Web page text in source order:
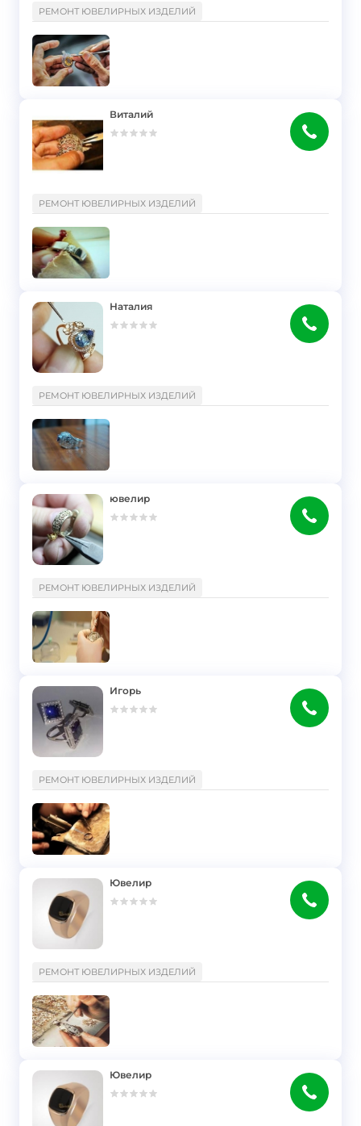
РЕМОНТ ЮВЕЛИРНЫХ ИЗДЕЛИЙ
Виталий
РЕМОНТ ЮВЕЛИРНЫХ ИЗДЕЛИЙ
Наталия
РЕМОНТ ЮВЕЛИРНЫХ ИЗДЕЛИЙ
ювелир
РЕМОНТ ЮВЕЛИРНЫХ ИЗДЕЛИЙ
Игорь
РЕМОНТ ЮВЕЛИРНЫХ ИЗДЕЛИЙ
Ювелир
РЕМОНТ ЮВЕЛИРНЫХ ИЗДЕЛИЙ
Ювелир